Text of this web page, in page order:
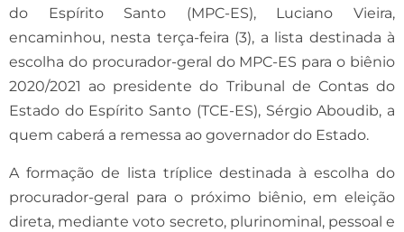
do Espírito Santo (MPC-ES), Luciano Vieira,
encaminhou, nesta terça-feira (3), a lista destinada à
escolha do procurador-geral do MPC-ES para o biênio
2020/2021 ao presidente do Tribunal de Contas do
Estado do Espírito Santo (TCE-ES), Sérgio Aboudib, a
quem caberá a remessa ao governador do Estado.
A formação de lista tríplice destinada à escolha do
procurador-geral para o próximo biênio, em eleição
direta, mediante voto secreto, plurinominal, pessoal e